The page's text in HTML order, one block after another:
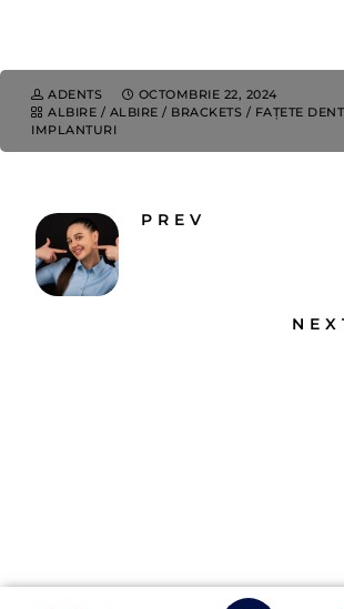
ADENTS
OCTOMBRIE 22, 2024
ALBIRE / ALBIRE / BRACKETS / FAȚETE
IMPLANTURI
PREV